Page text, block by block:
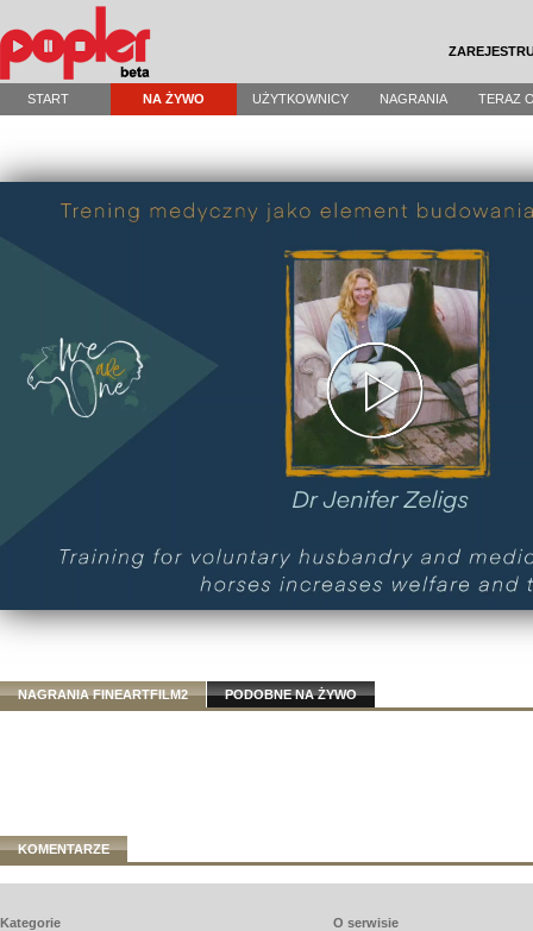
START NA ŻYWO UŻYTKOWNICY NAGRANIA TERAZ
NAGRANIA FINEARTFILM2 PODOBNE NA ŻYWO
KOMENTARZE
Kategorie
O serwisie